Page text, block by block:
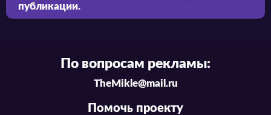
публикации.
По вопросам рекламы:
TheMikle@mail.ru
Помочь проекту